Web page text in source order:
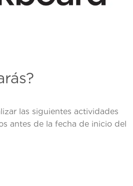
las siguientes actividades
antes de la fecha de inicio del